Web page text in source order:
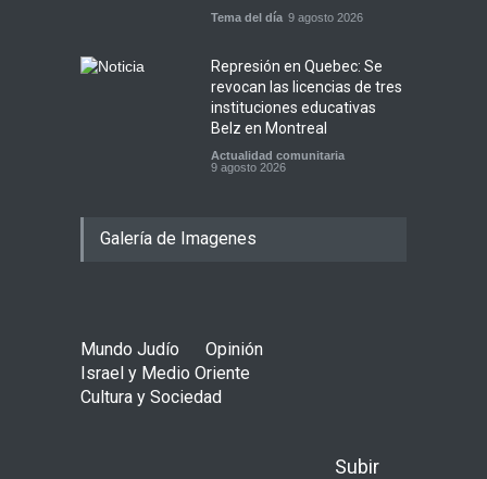
Tema del día 9 agosto 2026
Represión en Quebec: Se
revocan las licencias de tres
instituciones educativas
Belz en Montreal
Actualidad comunitaria
9 agosto 2026
Galería de Imagenes
Mundo Judío
Opinión
Israel y Medio Oriente
Cultura y Sociedad
Subir